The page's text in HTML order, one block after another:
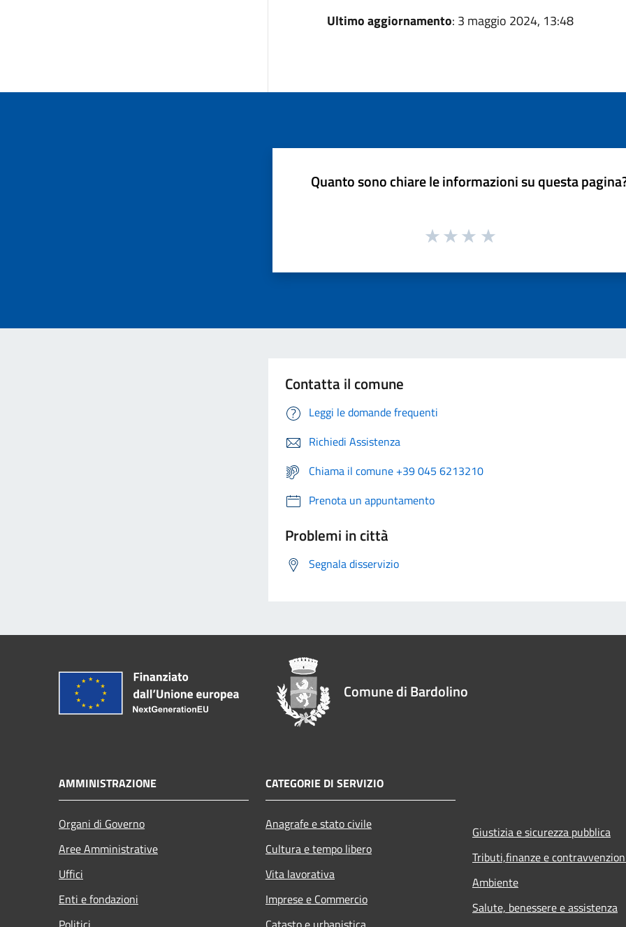
Ultimo aggiornamento: 3 maggio 2024, 13:48
Quanto sono chiare le informazioni su questa
Contatta il comune
Leggi le domande frequenti
Richiedi Assistenza
Chiama il comune +39 045 6213210
Prenota un appuntamento
Problemi in città
Segnala disservizio
Comune di Bardolino
AMMINISTRAZIONE
Organi di Governo
Aree Amministrative
Uffici
Enti e fondazioni
CATEGORIE DI SERVIZIO
Anagrafe e stato civile
Cultura e tempo libero
Vita lavorativa
Imprese e Commercio
Giustizia e sicurezza pubblica
Tributi,finanze e
Ambiente
Salute, benessere e assistenza